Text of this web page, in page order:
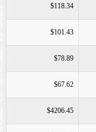
$118.34
$101.43
$78.89
$67.62
$4206.45